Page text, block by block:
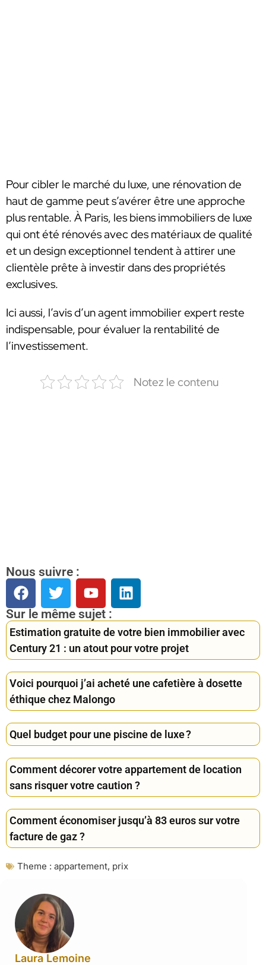
Pour cibler le marché du luxe, une rénovation de
haut de gamme peut s’avérer être une approche
plus rentable. À Paris, les biens immobiliers de luxe
qui ont été rénovés avec des matériaux de qualité
et un design exceptionnel tendent à attirer une
clientèle prête à investir dans des propriétés
exclusives.
Ici aussi, l’avis d’un agent immobilier expert reste
indispensable, pour évaluer la rentabilité de
l’investissement.
Notez le contenu
Nous suivre :
Sur le même sujet :
Estimation gratuite de votre bien immobilier avec
Century 21 : un atout pour votre projet
Voici pourquoi j’ai acheté une cafetière à dosette
éthique chez Malongo
Quel budget pour une piscine de luxe ?
Comment décorer votre appartement de location
sans risquer votre caution ?
Comment économiser jusqu’à 83 euros sur votre
facture de gaz ?
Theme : appartement, prix
Laura Lemoine